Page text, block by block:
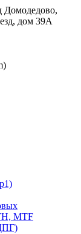
Домодедово,
дом 39А
МТF